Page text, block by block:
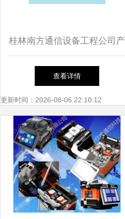
桂林南方通信设备工程公司产
品图册 匠心修复，通信无忧
查看详情
更新时间：2026-08-06 22:10:12